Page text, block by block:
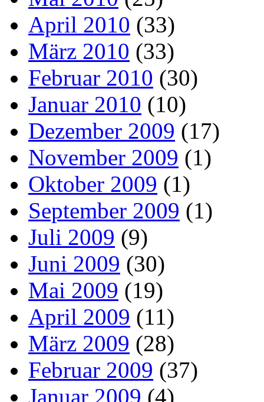
April 2010 (33)
März 2010 (33)
Februar 2010 (30)
Januar 2010 (10)
Dezember 2009 (17)
November 2009 (1)
Oktober 2009 (1)
September 2009 (1)
Juli 2009 (9)
Juni 2009 (30)
Mai 2009 (19)
April 2009 (11)
März 2009 (28)
Februar 2009 (37)
Januar 2009 (4)